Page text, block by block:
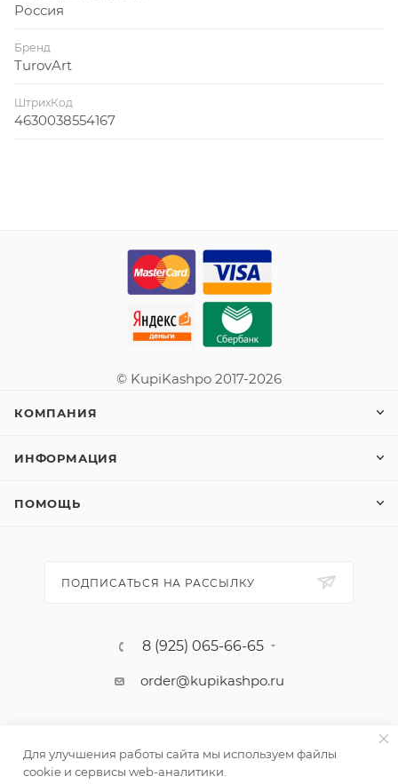
Россия
Бренд
TurovArt
ШтрихКод
4630038554167
© KupiKashpo 2017-2026
КОМПАНИЯ
ИНФОРМАЦИЯ
ПОМОЩЬ
ПОДПИСАТЬСЯ НА РАССЫЛКУ
8 (925) 065-66-65
order@kupikashpo.ru
Для улучшения работы сайта мы используем файлы
cookie и сервисы web-аналитики.